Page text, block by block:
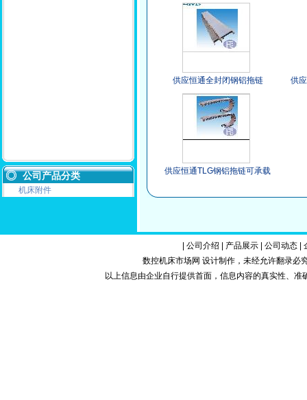
公司产品分类
机床附件
供应恒通全封闭钢铝拖链 供
供应恒通TLG钢铝拖链可承载
公司介绍 产品展示| 公司动态|
数控机床市场网 设计制作，未经允许翻录必
以上信息由企业自行提供首面，信息内容的真实性、